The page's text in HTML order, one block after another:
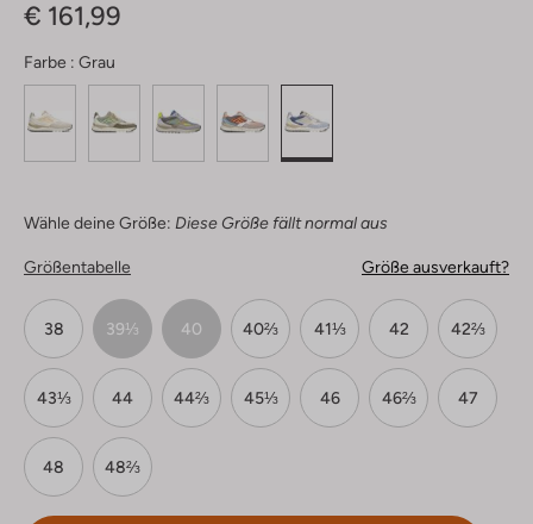
€ 161,99
Farbe : Grau
Wähle deine Größe: Diese Größe fällt normal aus
Größentabelle Größe ausverkauft?
38 39⅓ 40 40⅔ 41⅓ 42 42⅔
43⅓ 44 44⅔ 45⅓ 46 46⅔ 47
48 48⅔